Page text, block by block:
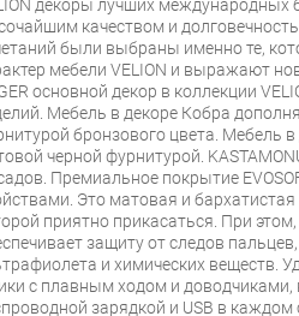
декоры лучших международных
качеством и
были выбраны именно те,
мебели VELION и выражают
основной декор в коллекции
Мебель в декоре Кобра
бронзового цвета. Мебель
черной фурнитурой.
Премиальное покрытие
Это матовая и
приятно прикасаться. При
защиту от следов
и химических веществ.
с плавным ходом и доводчиками,
зарядкой и USB в каждом